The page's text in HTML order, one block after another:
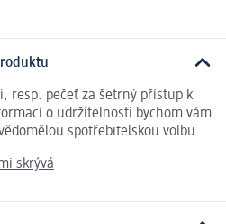
resp. pečeť za šetrný přístup k
o udržitelnosti bychom vám
spotřebitelskou volbu.
skrývá